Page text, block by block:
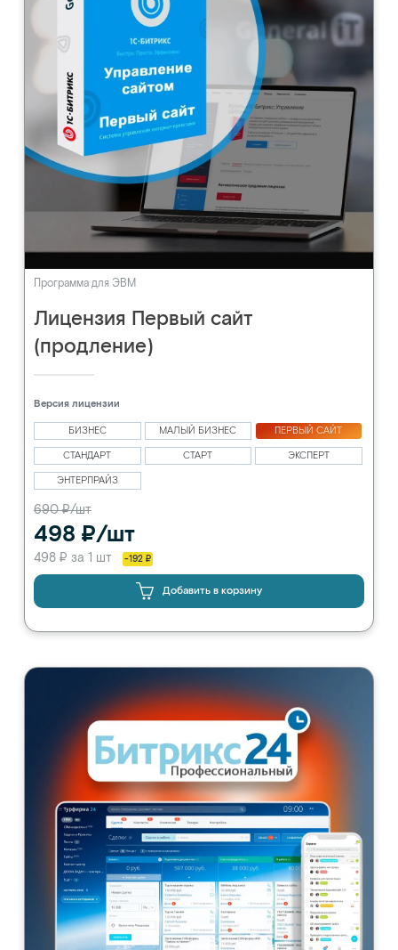
Программа для ЭВМ
Лицензия Первый сайт
(продление)
Версия лицензии
БИЗНЕС МАЛЫЙ БИЗНЕС
ПЕРВЫЙ САЙТ
СТАНДАРТ
СТАРТ
ЭКСПЕРТ
ЭНТЕРПРАЙЗ
690 ₽/шт
498 ₽/шт
498 ₽ за 1 шт -192 ₽
Добавить в корзину